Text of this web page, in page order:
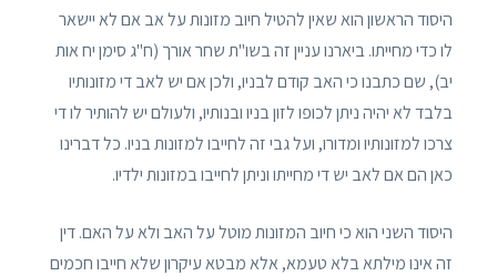
היסוד הראשון הוא שאין להטיל חיוב מזונות על אב אם לא יישאר
לו כדי מחייתו. ביארנו עניין זה בשו"ת שחר אורך (ח"ג סימן יח אות
יב), שם כתבנו כי האב קודם לבניו, ולכן אם יש לאב די מזונותיו
בלבד לא יהיה ניתן לכופו לזון בניו ובנותיו, ולעולם יש להותיר לו די
צרכו למזונותיו ומדורו, ועל גבי זה לחייבו למזונות בניו. כל דברינו
כאן הם אם לאב יש די מחייתו וניתן לחייבו במזונות ילדיו.
היסוד השני הוא כי חיוב המזונות מוטל על האב ולא על האם. דין
זה אינו מילתא בלא טעמא, אלא מבטא עיקרון שלא חייבו חכמים